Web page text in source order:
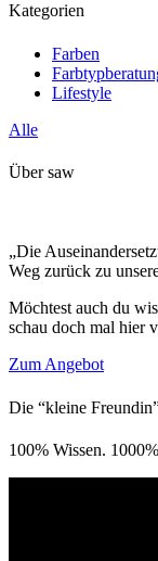
Kategorien
Farben
Lifestyle
Alle
Über saw
„Die
Weg zurück zu
Möchtest auch du
schau doch mal hier
Zum Angebot
Die “kleine
100% Wissen.